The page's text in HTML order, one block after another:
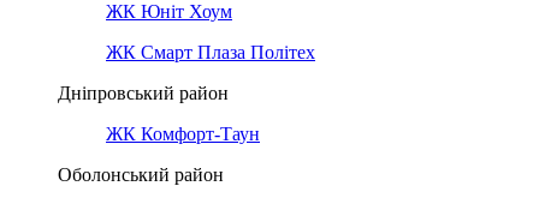
ЖК Юніт Хоум
ЖК Смарт Плаза Політех
Дніпровський район
ЖК Комфорт-Таун
Оболонський район